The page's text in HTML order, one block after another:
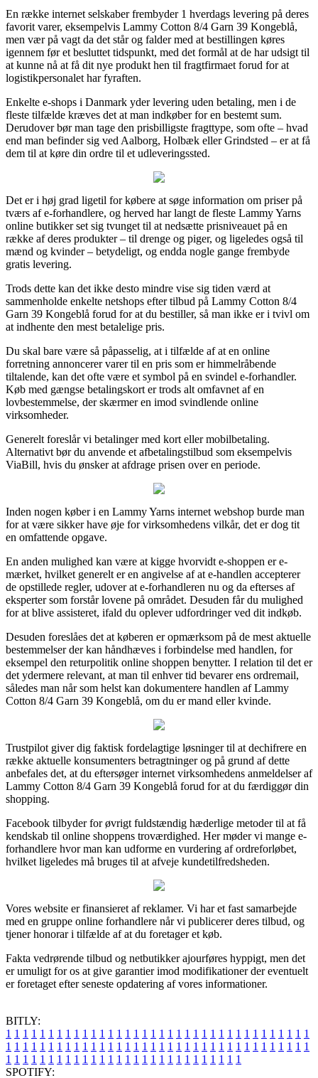
En række internet selskaber frembyder 1 hverdags levering på deres
favorit varer, eksempelvis Lammy Cotton 8/4 Garn 39 Kongeblå,
men vær på vagt da det står og falder med at bestillingen køres
igennem før et besluttet tidspunkt, med det formål at de har udsigt til
at kunne nå at få dit nye produkt hen til fragtfirmaet forud for at
logistikpersonalet har fyraften.
Enkelte e-shops i Danmark yder levering uden betaling, men i de
fleste tilfælde kræves det at man indkøber for en bestemt sum.
Derudover bør man tage den prisbilligste fragttype, som ofte – hvad
end man befinder sig ved Aalborg, Holbæk eller Grindsted – er at få
dem til at køre din ordre til et udleveringssted.
Det er i høj grad ligetil for købere at søge information om priser på
tværs af e-forhandlere, og herved har langt de fleste Lammy Yarns
online butikker set sig tvunget til at nedsætte prisniveauet på en
række af deres produkter – til drenge og piger, og ligeledes også til
mænd og kvinder – betydeligt, og endda nogle gange frembyde
gratis levering.
Trods dette kan det ikke desto mindre vise sig tiden værd at
sammenholde enkelte netshops efter tilbud på Lammy Cotton 8/4
Garn 39 Kongeblå forud for at du bestiller, så man ikke er i tvivl om
at indhente den mest betalelige pris.
Du skal bare være så påpasselig, at i tilfælde af at en online
forretning annoncerer varer til en pris som er himmelråbende
tiltalende, kan det ofte være et symbol på en svindel e-forhandler.
Køb med gængse betalingskort er trods alt omfavnet af en
lovbestemmelse, der skærmer en imod svindlende online
virksomheder.
Generelt foreslår vi betalinger med kort eller mobilbetaling.
Alternativt bør du anvende et afbetalingstilbud som eksempelvis
ViaBill, hvis du ønsker at afdrage prisen over en periode.
Inden nogen køber i en Lammy Yarns internet webshop burde man
for at være sikker have øje for virksomhedens vilkår, det er dog tit
en omfattende opgave.
En anden mulighed kan være at kigge hvorvidt e-shoppen er e-
mærket, hvilket generelt er en angivelse af at e-handlen accepterer
de opstillede regler, udover at e-forhandleren nu og da efterses af
eksperter som forstår lovene på området. Desuden får du mulighed
for at blive assisteret, ifald du oplever udfordringer ved dit indkøb.
Desuden foreslåes det at køberen er opmærksom på de mest aktuelle
bestemmelser der kan håndhæves i forbindelse med handlen, for
eksempel den returpolitik online shoppen benytter. I relation til det er
det ydermere relevant, at man til enhver tid bevarer ens ordremail,
således man når som helst kan dokumentere handlen af Lammy
Cotton 8/4 Garn 39 Kongeblå, om du er mand eller kvinde.
Trustpilot giver dig faktisk fordelagtige løsninger til at dechifrere en
række aktuelle konsumenters betragtninger og på grund af dette
anbefales det, at du eftersøger internet virksomhedens anmeldelser af
Lammy Cotton 8/4 Garn 39 Kongeblå forud for at du færdiggør din
shopping.
Facebook tilbyder for øvrigt fuldstændig hæderlige metoder til at få
kendskab til online shoppens troværdighed. Her møder vi mange e-
forhandlere hvor man kan udforme en vurdering af ordreforløbet,
hvilket ligeledes må bruges til at afveje kundetilfredsheden.
Vores website er finansieret af reklamer. Vi har et fast samarbejde
med en gruppe online forhandlere når vi publicerer deres tilbud, og
tjener honorar i tilfælde af at du foretager et køb.
Fakta vedrørende tilbud og netbutikker ajourføres hyppigt, men det
er umuligt for os at give garantier imod modifikationer der eventuelt
er foretaget efter seneste opdatering af vores informationer.
BITLY:
1 1 1 1 1 1 1 1 1 1 1 1 1 1 1 1 1 1 1 1 1 1 1 1 1 1 1 1 1 1 1 1 1 1 1 1
1 1 1 1 1 1 1 1 1 1 1 1 1 1 1 1 1 1 1 1 1 1 1 1 1 1 1 1 1 1 1 1 1 1 1 1
1 1 1 1 1 1 1 1 1 1 1 1 1 1 1 1 1 1 1 1 1 1 1 1 1 1 1 1
SPOTIFY: